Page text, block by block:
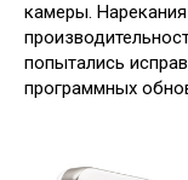
камеры.
попытались
программных